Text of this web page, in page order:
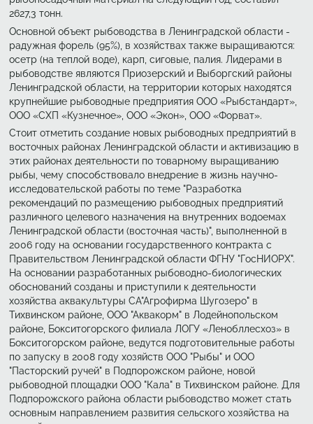
2627,3 тонн.
Основной объект рыбоводства в Ленинградской области -
радужная форель (95%), в хозяйствах также выращиваются:
осетр (на теплой воде), карп, сиговые, палия. Лидерами в
рыбоводстве являются Приозерский и Выборгский районы
Ленинградской области, на территории которых находятся
крупнейшие рыбоводные предприятия ООО «Рыбстандарт»,
ООО «СХП «Кузнечное», ООО «Экон», ООО «Форват».
Стоит отметить создание новых рыбоводных предприятий в
восточных районах Ленинградской области и активизацию в
этих районах деятельности по товарному выращиванию
рыбы, чему способствовало внедрение в жизнь научно-
исследовательской работы по теме "Разработка
рекомендаций по размещению рыбоводных предприятий
различного целевого назначения на внутренних водоемах
Ленинградской области (восточная часть)", выполненной в
2006 году на основании государственного контракта с
Правительством Ленинградской области ФГНУ "ГосНИОРХ".
На основании разработанных рыбоводно-биологических
обоснований созданы и приступили к деятельности
хозяйства аквакультуры СА"Агрофирма Шугозеро" в
Тихвинском районе, ООО "Аквакорм" в Лодейнопольском
районе, Бокситогорского филиала ЛОГУ «Ленобллесхоз» в
Бокситогорском районе, ведутся подготовительные работы
по запуску в 2008 году хозяйств ООО "Рыбы" и ООО
"Пасторский ручей" в Подпорожском районе, новой
рыбоводной площадки ООО "Кала" в Тихвинском районе. Для
Подпорожского района области рыбоводство может стать
основным направлением развития сельского хозяйства на